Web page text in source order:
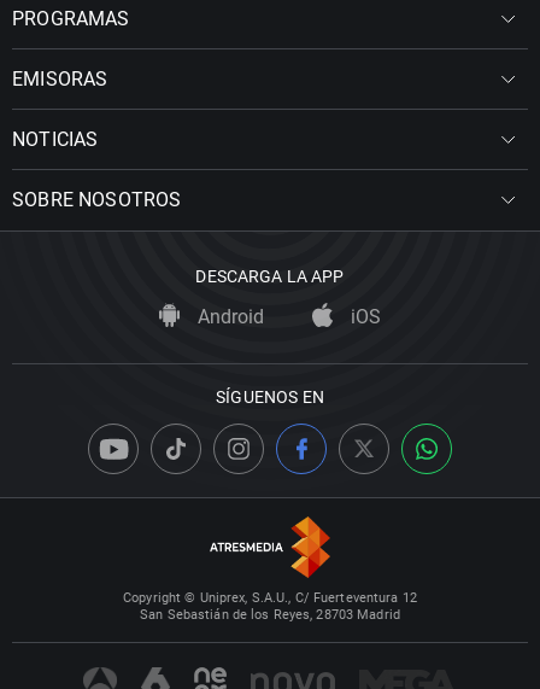
PROGRAMAS
EMISORAS
NOTICIAS
SOBRE NOSOTROS
DESCARGA LA APP
Android iOS
SÍGUENOS EN
Copyright © Uniprex, S.A.U., C/ Fuerteventura 12
San Sebastián de los Reyes, 28703 Madrid